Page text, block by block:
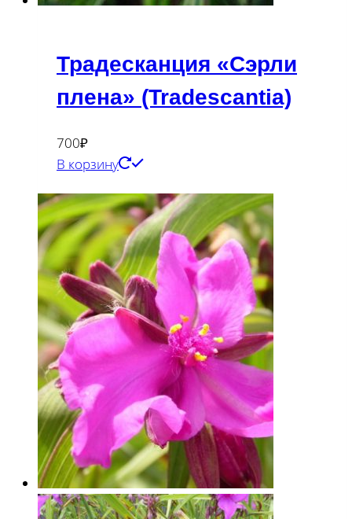
Традесканция «Сэрли
плена» (Tradescantia)
700₽
В корзину